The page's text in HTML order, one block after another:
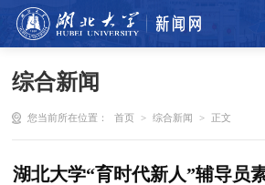
综合新闻
您当前所在位置： 首页 > 综合新闻 > 正文
湖北大学“育时代新人”辅导员